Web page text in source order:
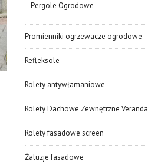
Pergole Ogrodowe
Promienniki ogrzewacze ogrodowe
Refleksole
Rolety antywłamaniowe
Rolety Dachowe Zewnętrzne Veranda
Rolety fasadowe screen
Żaluzje fasadowe